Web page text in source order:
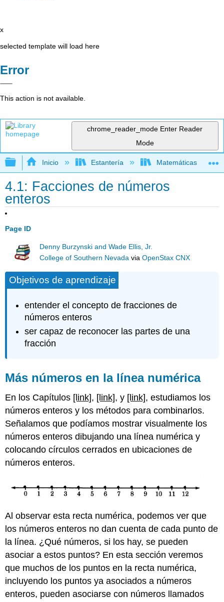
x
selected template will load here
Error
This action is not available.
chrome_reader_mode Enter Reader
Mode
Expandir/contraer jerarquía global
Inicio Estantería Matemáticas
4.1: Facciones de números
enteros
Page ID
Denny Burzynski and Wade Ellis, Jr.
College of Southern Nevada viaOpenStax CNX
Objetivos de aprendizaje
entender el concepto de fracciones de
números enteros
ser capaz de reconocer las partes de una
fracción
Más números en la línea numérica
En los Capítulos [link], [link], y [link], estudiamos los
números enteros y los métodos para combinarlos.
Señalamos que podíamos mostrar visualmente los
números enteros dibujando una línea numérica y
colocando círculos cerrados en ubicaciones de
números enteros.
Al observar esta recta numérica, podemos ver que
los números enteros no dan cuenta de cada punto de
la línea. ¿Qué números, si los hay, se pueden
asociar a estos puntos? En esta sección veremos
que muchos de los puntos en la recta numérica,
incluyendo los puntos ya asociados a números
enteros, pueden asociarse con números llamados